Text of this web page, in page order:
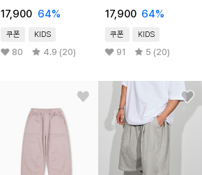
17,900 64%
쿠폰 KIDS
80 4.9 (20)
17,900 64%
쿠폰 KIDS
91 5 (20)